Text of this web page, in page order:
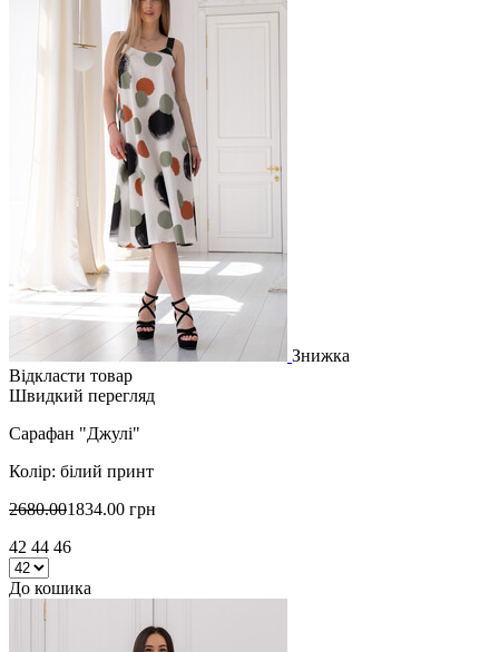
Знижка
Відкласти товар
Швидкий перегляд
Сарафан "Джулі"
Колір: білий принт
2680.001834.00 грн
42 44 46
До кошика